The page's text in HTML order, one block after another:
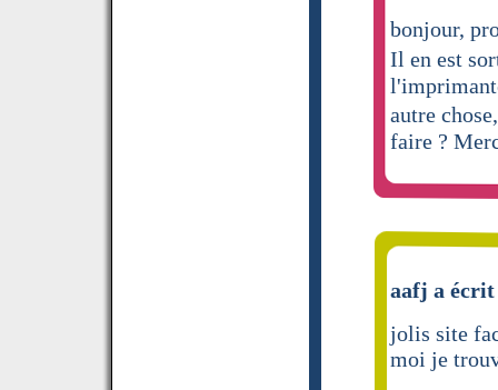
bonjour,
Il en est
autre
faire ?
aafj a
jolis site
moi je